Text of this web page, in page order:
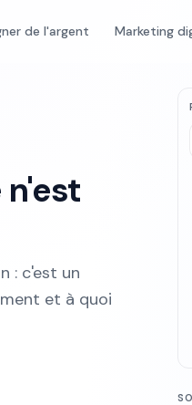
de l'argent Marketing
n'est
: c'est un
et à quoi